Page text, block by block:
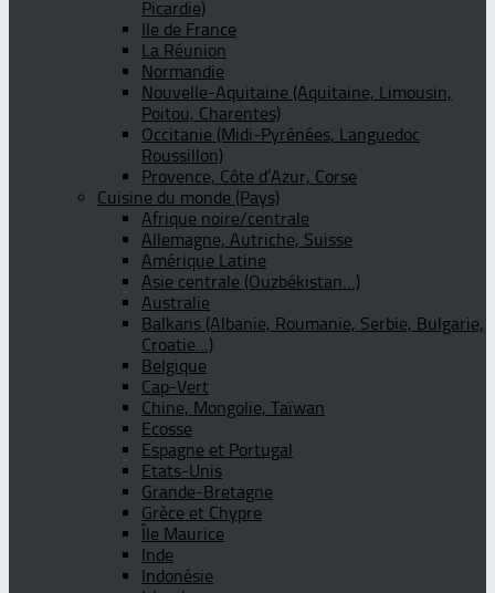
Picardie)
Ile de France
La Réunion
Normandie
Nouvelle-Aquitaine (Aquitaine, Limousin,
Poitou, Charentes)
Occitanie (Midi-Pyrénées, Languedoc
Roussillon)
Provence, Côte d’Azur, Corse
Cuisine du monde (Pays)
Afrique noire/centrale
Allemagne, Autriche, Suisse
Amérique Latine
Asie centrale (Ouzbékistan…)
Australie
Balkans (Albanie, Roumanie, Serbie, Bulgarie,
Croatie…)
Belgique
Cap-Vert
Chine, Mongolie, Taïwan
Ecosse
Espagne et Portugal
Etats-Unis
Grande-Bretagne
Grèce et Chypre
Île Maurice
Inde
Indonésie